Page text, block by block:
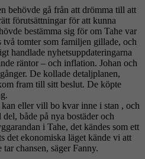
behövde gå från att drömma till att
förutsättningar för att kunna
bestämma sig för om Tahe var
två tomter som familjen gillade, och
handlade nyhetsuppdateringarna
räntor – och inflation. Johan och
De kollade detaljplanen,
fram till sitt beslut. De köpte
eller vill bo kvar inne i stan , och
både på nya bostäder och
i Tahe, det kändes som ett
det ekonomiska läget kände vi att
chansen, säger Fanny.